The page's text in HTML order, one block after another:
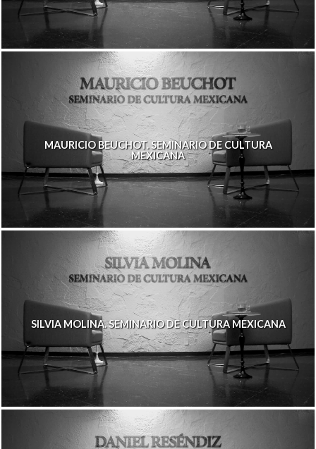
MAURICIO BEUCHOT. SEMINARIO DE CULTURA
MEXICANA
SILVIA MOLINA. SEMINARIO DE CULTURA MEXICANA